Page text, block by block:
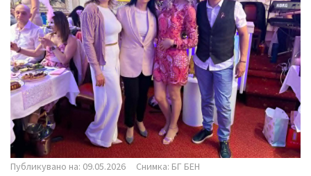
i
g
a
t
i
o
n
Публикувано на: 09.05.2026 Снимка: БГ БЕН